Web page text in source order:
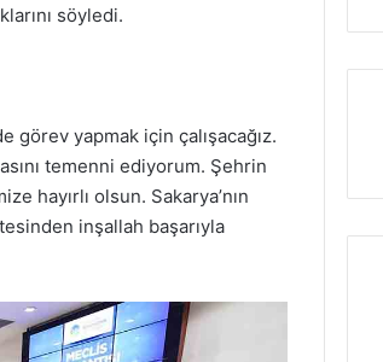
söyledi.
görev yapmak için çalışacağız.
temenni ediyorum. Şehrin
hayırlı olsun. Sakarya’nın
inşallah başarıyla